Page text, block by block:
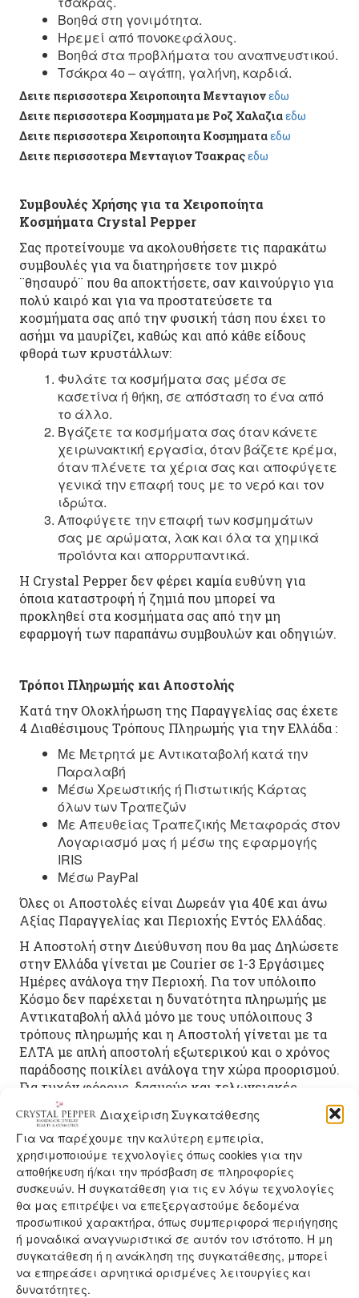
Διαχείριση Συγκατάθεσης
Για να παρέχουμε την καλύτερη εμπειρία,
χρησιμοποιούμε τεχνολογίες όπως cookies για την
αποθήκευση ή/και την πρόσβαση σε πληροφορίες
συσκευών. Η συγκατάθεση για τις εν λόγω τεχνολογίες
θα μας επιτρέψει να επεξεργαστούμε δεδομένα
προσωπικού χαρακτήρα, όπως συμπεριφορά περιήγησης
ή μοναδικά αναγνωριστικά σε αυτόν τον ιστότοπο. Η μη
συγκατάθεση ή η ανάκληση της συγκατάθεσης, μπορεί
να επηρεάσει αρνητικά ορισμένες λειτουργίες και
δυνατότητες.
Βοηθά στη γονιμότητα.
Ηρεμεί από πονοκεφάλους.
Βοηθά στα προβλήματα του αναπνευστικού.
Τσάκρα 4ο – αγάπη, γαλήνη, καρδιά.
Δειτε περισσοτερα Χειροποιητα Μενταγιονεδω
Δειτε περισσοτερα Κοσμηματα με Ροζ Χαλαζιαεδω
Δειτε περισσοτερα Χειροποιητα Κοσμηματαεδω
Δειτε περισσοτερα Μενταγιον Τσακραςεδω
Συμβουλές Χρήσης για τα Χειροποίητα
Κοσμήματα Crystal Pepper
Σας προτείνουμε να ακολουθήσετε τις παρακάτω
συμβουλές για να διατηρήσετε τον μικρό
¨θησαυρό¨ που θα αποκτήσετε, σαν καινούργιο για
πολύ καιρό και για να προστατεύσετε τα
κοσμήματα σας από την φυσική τάση που έχει το
ασήμι να μαυρίζει, καθώς και από κάθε είδους
φθορά των κρυστάλλων:
Φυλάτε τα κοσμήματα σας μέσα σε
κασετίνα ή θήκη, σε απόσταση το ένα από
το άλλο.
Βγάζετε τα κοσμήματα σας όταν κάνετε
χειρωνακτική εργασία, όταν βάζετε κρέμα,
όταν πλένετε τα χέρια σας και αποφύγετε
γενικά την επαφή τους με το νερό και τον
ιδρώτα.
Αποφύγετε την επαφή των κοσμημάτων
σας με αρώματα, λακ και όλα τα χημικά
προϊόντα και απορρυπαντικά.
Η Crystal Pepper δεν φέρει καμία ευθύνη για
όποια καταστροφή ή ζημιά που μπορεί να
προκληθεί στα κοσμήματα σας από την μη
εφαρμογή των παραπάνω συμβουλών και οδηγιών.
Τρόποι Πληρωμής και Αποστολής
Κατά την Ολοκλήρωση της Παραγγελίας σας έχετε
4 Διαθέσιμους Τρόπους Πληρωμής για την Ελλάδα :
Με Μετρητά με Αντικαταβολή κατά την
Παραλαβή
Μέσω Χρεωστικής ή Πιστωτικής Κάρτας
όλων των Τραπεζών
Με Απευθείας Τραπεζικής Μεταφοράς στον
Λογαριασμό μας ή μέσω της εφαρμογής
IRIS
Μέσω PayPal
Όλες οι Αποστολές είναι Δωρεάν για 40€ και άνω
Αξίας Παραγγελίας και Περιοχής Εντός Ελλάδας.
Η Αποστολή στην Διεύθυνση που θα μας Δηλώσετε
στην Ελλάδα γίνεται με Courier σε 1-3 Εργάσιμες
Ημέρες ανάλογα την Περιοχή. Για τον υπόλοιπο
Κόσμο δεν παρέχεται η δυνατότητα πληρωμής με
Αντικαταβολή αλλά μόνο με τους υπόλοιπους 3
τρόπους πληρωμής και η Αποστολή γίνεται με τα
ΕΛΤΑ με απλή αποστολή εξωτερικού και ο χρόνος
παράδοσης ποικίλει ανάλογα την χώρα προορισμού.
Για τυχόν φόρους, δασμούς και τελωνειακές
χρεώσεις ανάλογα την χώρα αποστολής
επιβαρύνεται ο πελάτης και η Crystal Pepper δεν
φέρει καμία ευθύνη.
Μπορεί επίσης να σας αρέσει…